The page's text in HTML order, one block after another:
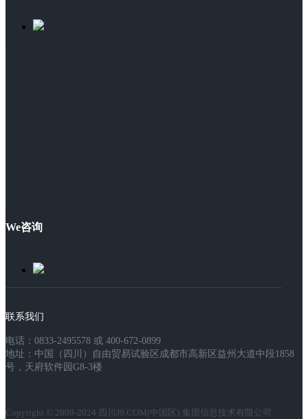
We咨询
联系我们
电话：0833-2495578 或 400-672-0899
地址：中国（四川）自由贸易试验区成都市高新区益州大道中段1858
号，天府软件园G8-3楼
Copyright © 2009-2024 四川J9.COM(中国区)·集团信息技术有限公司